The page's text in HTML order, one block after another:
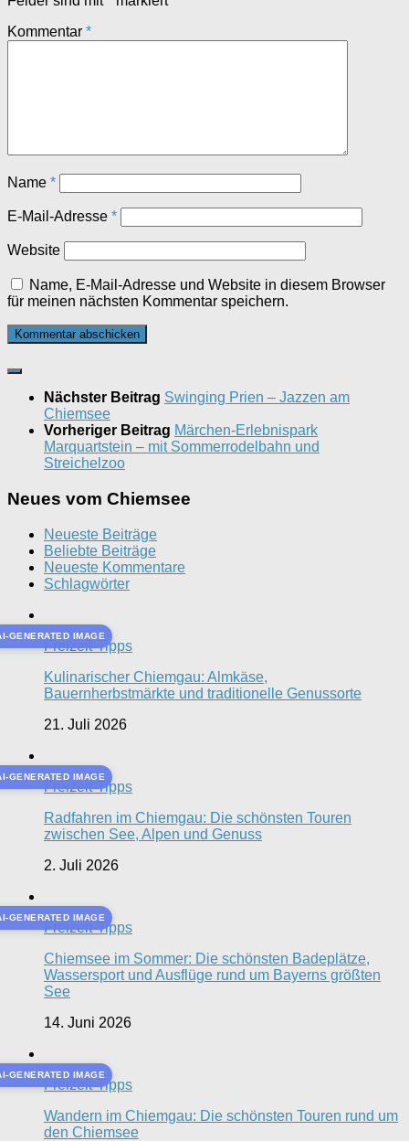
Kommentar *
Name *
E-Mail-Adresse *
Website
Name, E-Mail-Adresse und Website in diesem Browser
für meinen nächsten Kommentar speichern.
Nächster Beitrag Swinging Prien – Jazzen am
Chiemsee
Vorheriger Beitrag Märchen-Erlebnispark
Marquartstein – mit Sommerrodelbahn und
Streichelzoo
Neues vom Chiemsee
Neueste Beiträge
Beliebte Beiträge
Neueste Kommentare
Schlagwörter
GENERATED IMAGE
Freizeit-Tipps
Kulinarischer Chiemgau: Almkäse,
Bauernherbstmärkte und traditionelle Genussorte
21. Juli 2026
GENERATED IMAGE
Freizeit-Tipps
Radfahren im Chiemgau: Die schönsten Touren
zwischen See, Alpen und Genuss
2. Juli 2026
GENERATED IMAGE
Freizeit-Tipps
Chiemsee im Sommer: Die schönsten Badeplätze,
Wassersport und Ausflüge rund um Bayerns größten
See
14. Juni 2026
GENERATED IMAGE
Freizeit-Tipps
Wandern im Chiemgau: Die schönsten Touren rund um
den Chiemsee